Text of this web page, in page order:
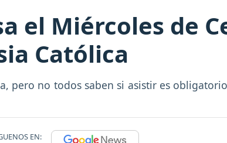
el Miércoles de
Católica
pero no todos saben si asistir es
EN: